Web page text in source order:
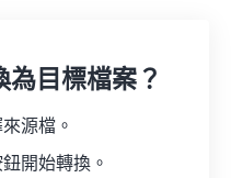
目標檔案？
源檔。
開始轉換。